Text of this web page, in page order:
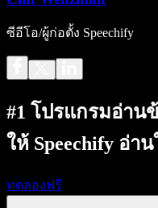
ซีอีโอ/ผู้ก่อตั้ง Speechify
#1 โปรแกรมอ่าน
ให้ Speechify อ่า
ทดลองฟรี